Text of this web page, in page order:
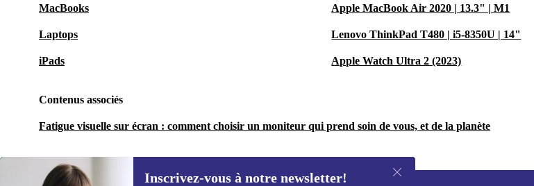
MacBooks
Laptops
iPads
Apple MacBook Air 2020 | 13.3" | M1
Lenovo ThinkPad T480 | i5-8350U | 14"
Apple Watch Ultra 2 (2023)
Contenus associés
Fatigue visuelle sur écran : comment choisir un moniteur qui prend soin de vous, et de la planète
Inscrivez-vous à notre newsletter!